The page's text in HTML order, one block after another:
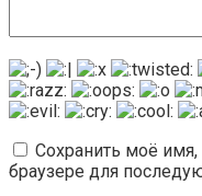
Сохранить моё имя,
браузере для